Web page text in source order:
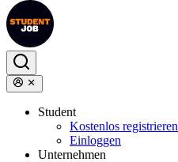
Student
Kostenlos registrieren
Einloggen
Unternehmen